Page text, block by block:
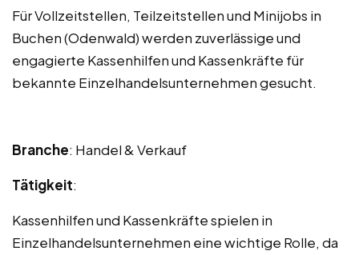
Für Vollzeitstellen, Teilzeitstellen und Minijobs in
Buchen (Odenwald) werden zuverlässige und
engagierte Kassenhilfen und Kassenkräfte für
bekannte Einzelhandelsunternehmen gesucht.
Branche: Handel & Verkauf
Tätigkeit:
Kassenhilfen und Kassenkräfte spielen in
Einzelhandelsunternehmen eine wichtige Rolle, da